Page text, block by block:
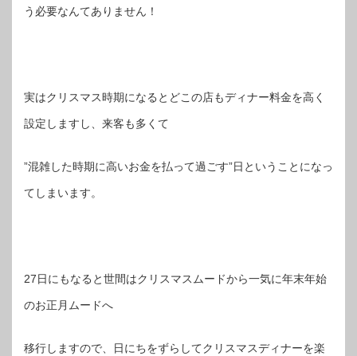
う必要なんてありません！
実はクリスマス時期になるとどこの店もディナー料金を高く
設定しますし、来客も多くて
”混雑した時期に高いお金を払って過ごす”日ということになっ
てしまいます。
27日にもなると世間はクリスマスムードから一気に年末年始
のお正月ムードへ
移行しますので、日にちをずらしてクリスマスディナーを楽